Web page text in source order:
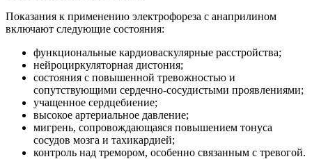
Показания к применению электрофореза с анаприлином
включают следующие состояния:
функциональные кардиоваскулярные расстройства;
нейроциркуляторная дистония;
состояния с повышенной тревожностью и
сопутствующими сердечно-сосудистыми проявлениями;
учащенное сердцебиение;
высокое артериальное давление;
мигрень, сопровождающаяся повышением тонуса
сосудов мозга и тахикардией;
контроль над тремором, особенно связанным с тревогой.